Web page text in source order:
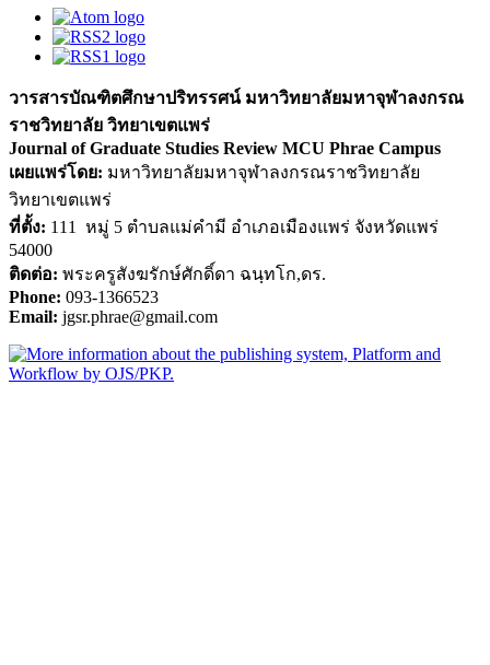
วารสารบัณฑิตศึกษาปริทรรศน์ มหาวิทยาลัยมหาจุฬาลงกรณ
ราชวิทยาลัย วิทยาเขตแพร่
Journal of Graduate Studies Review MCU Phrae Campus
เผยแพร่โดย: มหาวิทยาลัยมหาจุฬาลงกรณราชวิทยาลัย
วิทยาเขตแพร่
ที่ตั้ง: 111 หมู่ 5 ตำบลแม่คำมี อำเภอเมืองแพร่ จังหวัดแพร่
54000
ติดต่อ: พระครูสังฆรักษ์ศักดิ์ดา ฉนฺทโก,ดร.
Phone: 093-1366523
Email: jgsr.phrae@gmail.com